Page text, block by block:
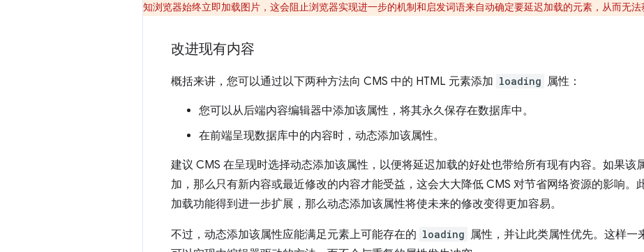
知浏览器始终立即加载图片，这会阻止浏览器实现进一步的机制和启发词语来自动确定要延迟加载的元素，从而无法
改进现有内容
概括来讲，您可以通过以下两种方法向 CMS 中的 HTML 元素添加 loading 属性：
您可以从后端内容编辑器中添加该属性，将其永久保存在数据库中。
在前端呈现数据库中的内容时，动态添加该属性。
建议 CMS 在呈现时选择动态添加该属性，以便将延迟加载的好处也带给所有现有内容。如果该
加，那么只有新内容或最近修改的内容才能受益，这会大大降低 CMS 对节省网络资源的影响。
加载功能得到进一步扩展，那么动态添加该属性将使未来的修改变得更加容易。
不过，动态添加该属性应能满足元素上可能存在的 loading 属性，并让此类属性优先。这样一